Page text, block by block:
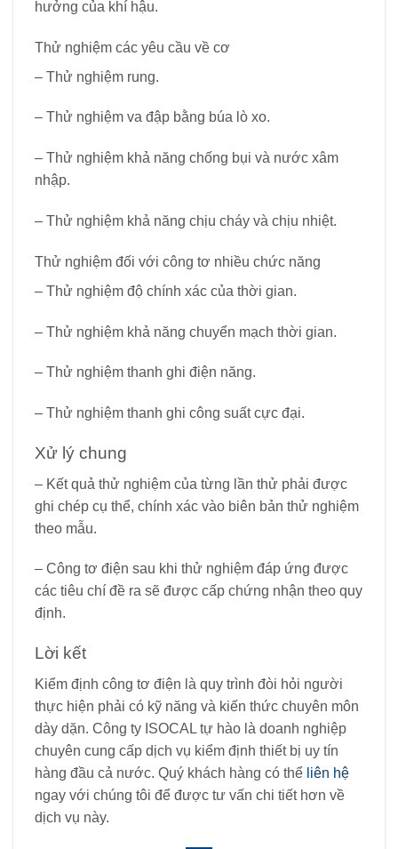
hưởng của khí hậu.
Thử nghiệm các yêu cầu về cơ
– Thử nghiệm rung.
– Thử nghiệm va đập bằng búa lò xo.
– Thử nghiệm khả năng chống bụi và nước xâm
nhập.
– Thử nghiệm khả năng chịu cháy và chịu nhiệt.
Thử nghiệm đối với công tơ nhiều chức năng
– Thử nghiệm độ chính xác của thời gian.
– Thử nghiệm khả năng chuyển mạch thời gian.
– Thử nghiệm thanh ghi điện năng.
– Thử nghiệm thanh ghi công suất cực đại.
Xử lý chung
– Kết quả thử nghiệm của từng lần thử phải được
ghi chép cụ thể, chính xác vào biên bản thử nghiệm
theo mẫu.
– Công tơ điện sau khi thử nghiệm đáp ứng được
các tiêu chí đề ra sẽ được cấp chứng nhận theo quy
định.
Lời kết
Kiểm định công tơ điện là quy trình đòi hỏi người
thực hiện phải có kỹ năng và kiến thức chuyên môn
dày dặn. Công ty ISOCAL tự hào là doanh nghiệp
chuyên cung cấp dịch vụ kiểm định thiết bị uy tín
hàng đầu cả nước. Quý khách hàng có thể liên hệ
ngay với chúng tôi để được tư vấn chi tiết hơn về
dịch vụ này.